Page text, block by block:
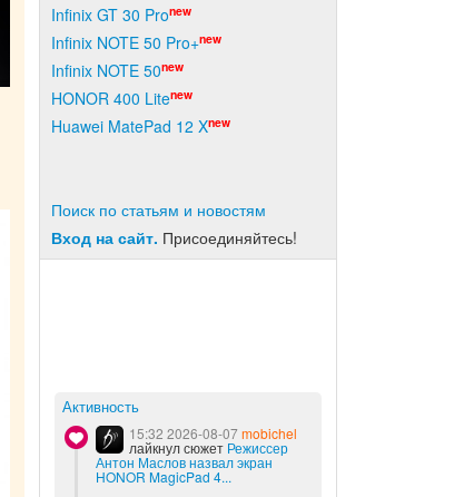
Infinix GT 30 Pronew
Infinix NOTE 50 Pro+new
Infinix NOTE 50new
HONOR 400 Litenew
Huawei MatePad 12 Xnew
Поиск по статьям и новостям
Вход на сайт. Присоединяйтесь!
Активность
15:32 2026-08-07mobichel
лайкнул сюжет Режиссер
Антон Маслов назвал экран
HONOR MagicPad 4...